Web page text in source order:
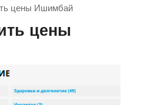
цены Ишимбай